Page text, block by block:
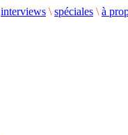
interviews \ spéciales \ à